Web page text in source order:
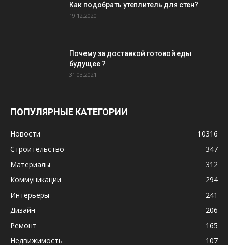
Как подобрать утеплитель для стен?
19.12.2020
Почему за доставкой готовой еды
будущее ?
31.03.2021
ПОПУЛЯРНЫЕ КАТЕГОРИИ
Новости
10316
Строительство
347
Материалы
312
Коммуникации
294
Интерьеры
241
Дизайн
206
Ремонт
165
Недвижимость
107